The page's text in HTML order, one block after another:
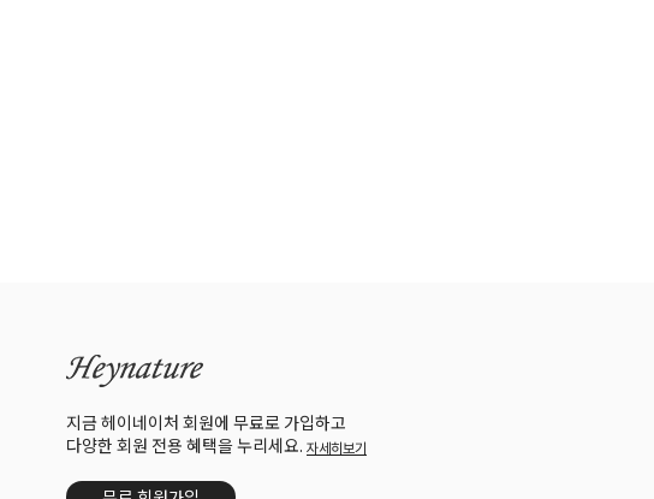
지금 헤이네이처 회원에 무료로 가입하고
다양한 회원 전용 혜택을 누리세요. 자세히보기